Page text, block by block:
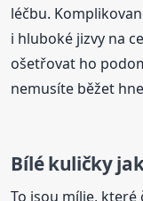
léčbu.
i hluboké jizvy na
ošetřovat ho
nemusíte běžet
Bílé kuličky
To jsou mílie, které